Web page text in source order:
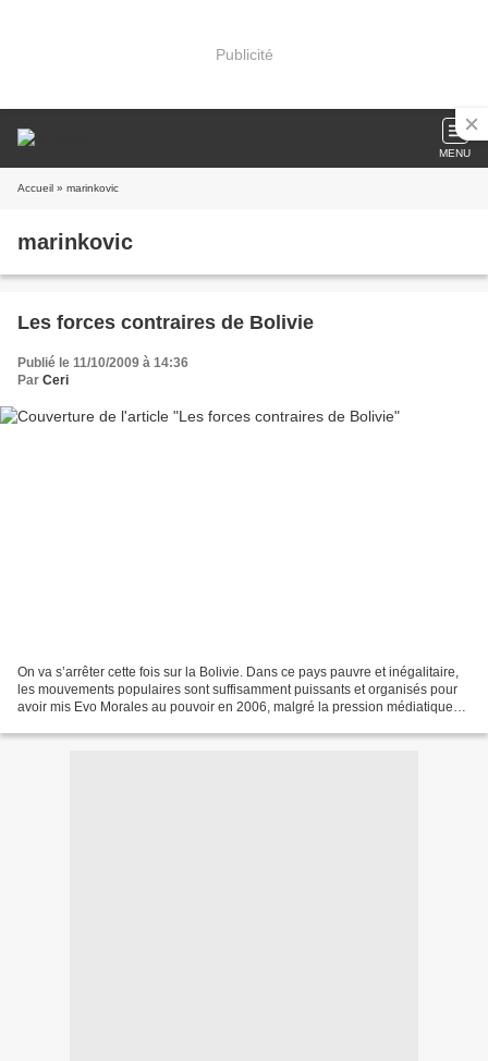
Publicité
MENU
Accueil » marinkovic
marinkovic
Les forces contraires de Bolivie
Publié le 11/10/2009 à 14:36
Par Ceri
On va s’arrêter cette fois sur la Bolivie. Dans ce pays pauvre et inégalitaire,
les mouvements populaires sont suffisamment puissants et organisés pour
avoir mis Evo Morales au pouvoir en 2006, malgré la pression médiatique